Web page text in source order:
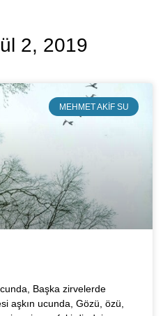
2, 2019
MEHMET AKIF SU
Başka zirvelerde
aşkın ucunda, Gözü, özü,